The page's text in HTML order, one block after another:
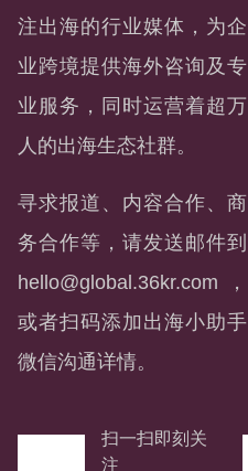
注出海的行业媒体，为企
业跨境提供海外咨询及专
业服务，同时运营着超万
人的出海生态社群。
寻求报道、内容合作、商
务合作等，请发送邮件到
hello@global.36kr.com ，
或者扫码添加出海小助手
微信沟通详情。
扫一扫即刻关
注